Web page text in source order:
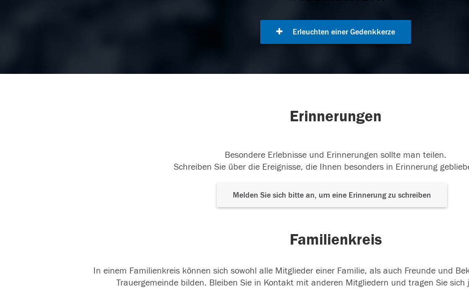
Erleuchten einer Gedenkkerze
Erinnerungen
Besondere Erlebnisse und Erinnerungen sollte man teilen.
Schreiben Sie über die Ereignisse, die Ihnen besonders in Erinnerung
Melden Sie sich bitte an, um eine Erinnerung zu schreiben
Familienkreis
In einem Familienkreis können sich sowohl alle Mitglieder einer Familie, als auch Freunde und
Trauergemeinde bilden. Bleiben Sie in Kontakt mit anderen Mitgliedern und tragen Sie